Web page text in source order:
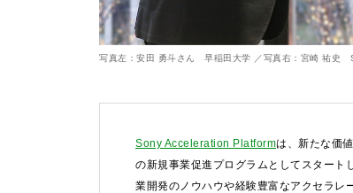
写真左：安田 勇斗さん 早稲田大学 ／写真右：宮崎 祐史
Sony Acceleration Platformは、新たな価
の新規事業促進プログラムとしてスター
業開発のノウハウや経験豊富なアクセラレ
お問い合わ